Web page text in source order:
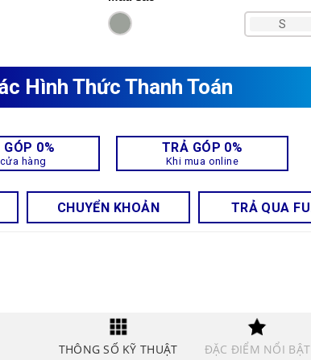
S
Hình Thức Thanh Toán
GÓP 0%
hàng
TRẢ GÓP 0%
Khi mua online
CHUYỂN KHOẢN TRẢ QUA
THÔNG SỐ KỸ THUẬT ĐẶC ĐIỂM NỔI BẬT